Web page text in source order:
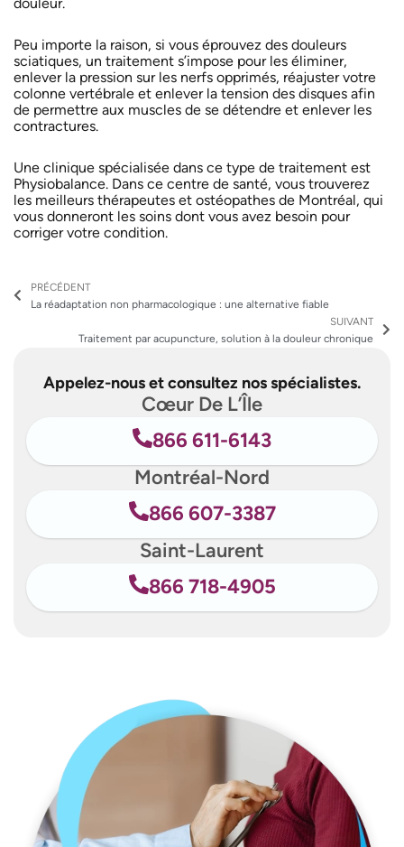
Peu importe la raison, si vous éprouvez des douleurs
sciatiques, un traitement s’impose pour les éliminer,
enlever la pression sur les nerfs opprimés, réajuster votre
colonne vertébrale et enlever la tension des disques afin
de permettre aux muscles de se détendre et enlever les
contractures.
Une clinique spécialisée dans ce type de traitement est
Physiobalance. Dans ce centre de santé, vous trouverez
les meilleurs thérapeutes et ostéopathes de Montréal, qui
vous donneront les soins dont vous avez besoin pour
corriger votre condition.
PRÉCÉDENT
La réadaptation non pharmacologique : une alternative fiable
SUIVANT
Traitement par acupuncture, solution à la douleur chronique
Appelez-nous et consultez nos spécialistes.
Cœur De L’Île
866 611-6143
Montréal-Nord
866 607-3387
Saint-Laurent
866 718-4905